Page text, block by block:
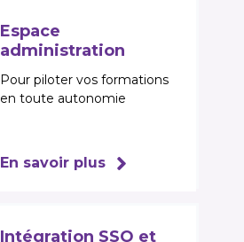
Espace
administration
Pour piloter vos formations
en toute autonomie
En savoir plus
Intégration SSO et